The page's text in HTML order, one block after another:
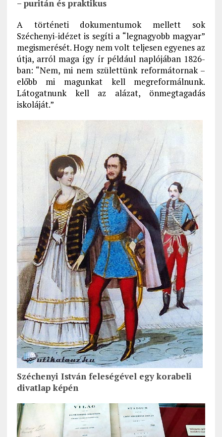
– puritán és praktikus
A történeti dokumentumok mellett sok
Széchenyi-idézet is segíti a “legnagyobb magyar”
megismerését. Hogy nem volt teljesen egyenes az
útja, arról maga így ír például naplójában 1826-
ban: “Nem, mi nem születtünk reformátornak –
előbb mi magunkat kell megreformálnunk.
Látogatnunk kell az alázat, önmegtagadás
iskoláját.”
Széchenyi István feleségével egy korabeli
divatlap képén